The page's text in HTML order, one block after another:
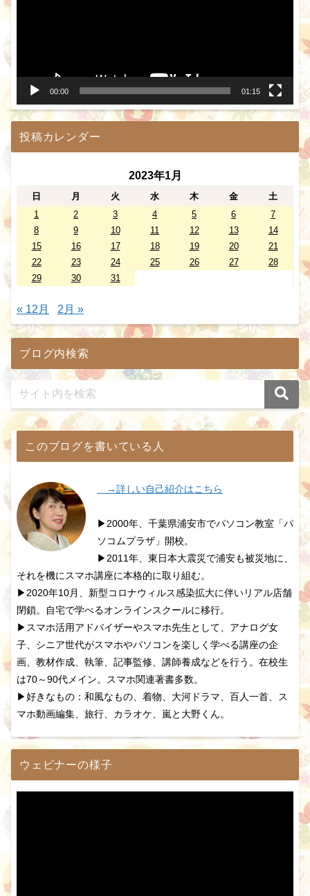
00:00 01:15
投稿カレンダー
2023年1月
日 月 火 水 木 金
土
1
2 3 4 5 6
7
8
9 10 11 12 13
14
15
16 17 18 19 20
21
22
23 24 25 26 27
28
29
30 31
« 12月 2月 »
ブログ内検索
このブログを書いている人
→詳しい自己紹介はこちら
▶2000年、千葉県浦安市でパソコン教室「パ
ソコムプラザ」開校。
▶2011年、東日本大震災で浦安も被災地に、
それを機にスマホ講座に本格的に取り組む。
▶2020年10月、新型コロナウィルス感染拡大に伴いリアル店舗
閉鎖。自宅で学べるオンラインスクールに移行。
▶スマホ活用アドバイザーやスマホ先生として、アナログ女
子、シニア世代がスマホやパソコンを楽しく学べる講座の企
画、教材作成、執筆、記事監修、講師養成などを行う。在校生
は70～90代メイン。スマホ関連著書多数。
▶好きなもの：和風なもの、着物、大河ドラマ、百人一首、ス
マホ動画編集、旅行、カラオケ、嵐と大野くん。
ウェビナーの様子